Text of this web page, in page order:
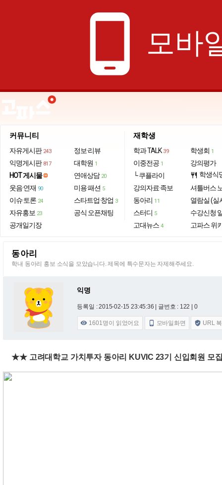
phone_android 모바
커뮤니티
자유게시판 243
익명게시판 817
HOT 게시물
웃음·연재 90
이슈·토론 24
자유홍보 23
공개일기장
정보·리뷰
대학원 1
연애상담 20
미용·패션 5
스타트업·창업 3
공식 오픈채팅
재학생
학과 TALK 39
이중전공 1
└ 쿠플라이
강의자료·족보
동아리 11
스터디 5
고대뉴스 4
학생회 1
강의평가
restaurant 학생식
셔틀버스
열람실 (실
수강신청
고파스 위
동아리
학내 동아리 홍보 소식을 모았습니다. 제목에 특수문자는 자제해주세요.
익명
등록일 : 2015-02-15 23:45:36 | 글번호 : 122 | 0
 1601명이 읽었어요  모바일화면  URL
★★ 고려대학교 가치투자 동아리 KUVIC 23기 신입회원